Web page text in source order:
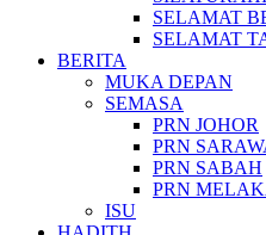
SELAMAT
SELAMAT
BERITA
MUKA DEPAN
SEMASA
PRN JOHOR
PRN
PRN SABAH
PRN
ISU